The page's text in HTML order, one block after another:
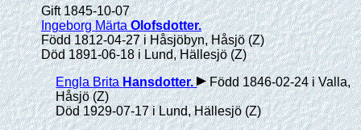
Gift 1845-10-07
Ingeborg Märta Olofsdotter.
Född 1812-04-27 i Håsjöbyn, Håsjö (Z)
Död 1891-06-18 i Lund, Hällesjö (Z)
Engla Brita Hansdotter.
Född 1846-02-24 i Valla,
Håsjö (Z)
Död 1929-07-17 i Lund, Hällesjö (Z)